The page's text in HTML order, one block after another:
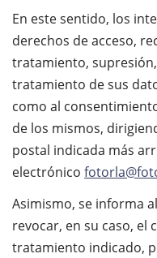
En este sentido, los
derechos de acceso,
tratamiento,
tratamiento de sus
como al
de los mismos,
postal indicada más
electrónico
Asimismo, se informa
revocar, en su caso, el
tratamiento indicado,